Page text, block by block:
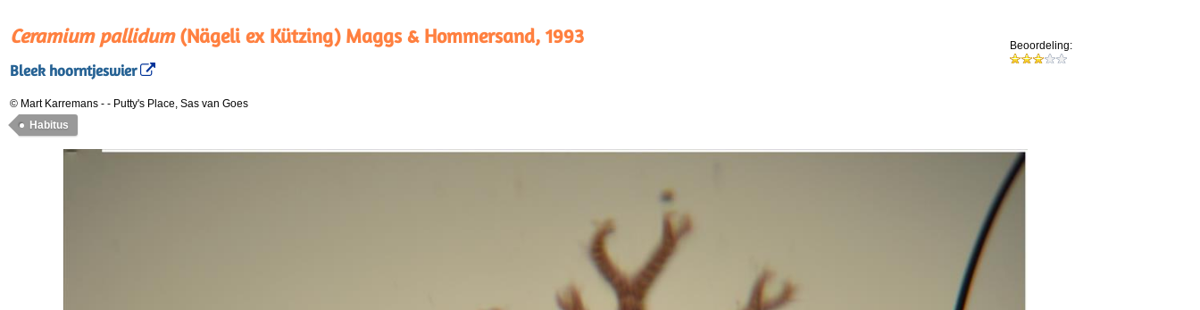
Ceramium pallidum(Nägeli ex Kützing) Maggs & Hommersand, 1993
Bleek hoorntjeswier
Beoordeling:
© Mart Karremans - - Putty's Place, Sas van Goes
Habitus